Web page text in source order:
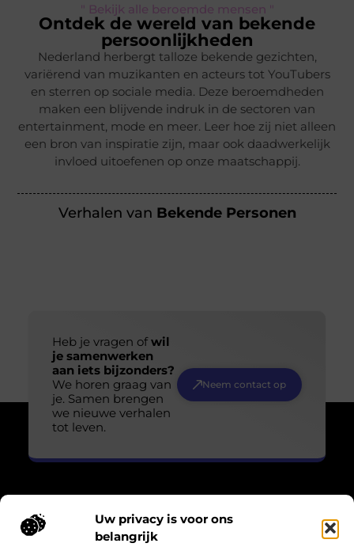
Uw privacy is voor ons
belangrijk
" Bekijk alle beroemde mensen "
Ontdek de wereld van bekende
persoonlijkheden
Nederland herbergt talloze bekende gezichten,
variërend van muzikanten en acteurs tot YouTubers
en sterren op sociale media. Deze beroemdheden
maken een blijvende indruk in de sectoren van
entertainment, mode en meer. Leer hoe zij niet alleen
een bron van inspiratie zijn, maar ook daadwerkelijk
invloed uitoefenen op onze maatschappij.
Verhalen van Bekende Personen
Heb je vragen ofwil
je samenwerken
aan iets bijzonders?
We horen graag van
je. Samen brengen
we nieuwe verhalen
tot leven.
Neem contact op
Over Losser Digitaal
“Kijk omhoog. Vind het wonder in het gewone.”